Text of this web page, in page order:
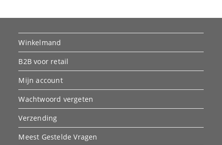
Winkelmand
B2B voor retail
Mijn account
Wachtwoord vergeten
Verzending
Meest Gestelde Vragen